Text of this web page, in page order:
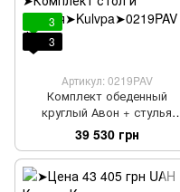
3
3
Артикул: 0219PAV
Комплект обеденный
круглый Авон + стулья
Нарид 4 шт с твердой
спинкой Wenge-Natural
39 530 грн